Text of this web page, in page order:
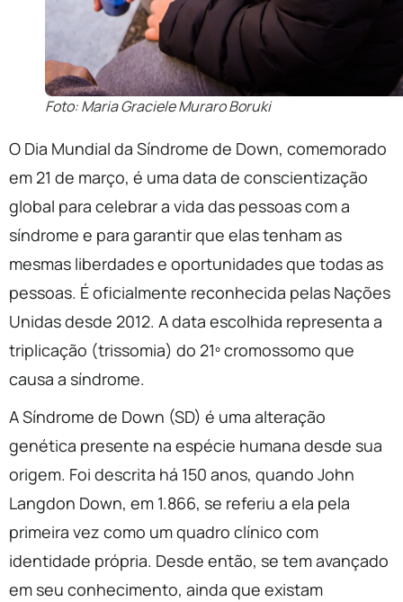
Foto: Maria Graciele Muraro Boruki
O Dia Mundial da Síndrome de Down, comemorado
em 21 de março, é uma data de conscientização
global para celebrar a vida das pessoas com a
síndrome e para garantir que elas tenham as
mesmas liberdades e oportunidades que todas as
pessoas. É oficialmente reconhecida pelas Nações
Unidas desde 2012. A data escolhida representa a
triplicação (trissomia) do 21º cromossomo que
causa a síndrome.
A Síndrome de Down (SD) é uma alteração
genética presente na espécie humana desde sua
origem. Foi descrita há 150 anos, quando John
Langdon Down, em 1.866, se referiu a ela pela
primeira vez como um quadro clínico com
identidade própria. Desde então, se tem avançado
em seu conhecimento, ainda que existam